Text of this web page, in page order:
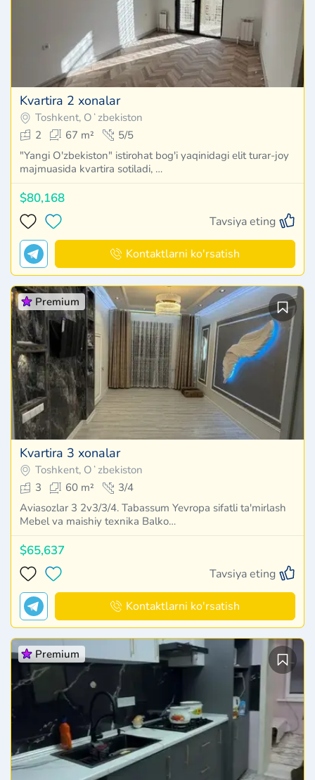
Kvartira 2 xonalar
Toshkent, Oʻzbekiston
2
67 m²
5/5
"Yangi O'zbekiston" istirohat bog'i yaqinidagi elit turar-joy
majmuasida kvartira sotiladi, …
$80,168
Tavsiya eting
Kontaktlarni ko'rsatish
Premium
Kvartira 3 xonalar
Toshkent, Oʻzbekiston
3
60 m²
3/4
Aviasozlar 3 2v3/3/4. Tabassum Yevropa sifatli ta'mirlash
Mebel va maishiy texnika Balko…
$65,637
Tavsiya eting
Kontaktlarni ko'rsatish
Premium